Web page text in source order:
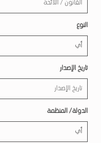
النوع
تاريخ الإصدار
الدولة/ المنظمة